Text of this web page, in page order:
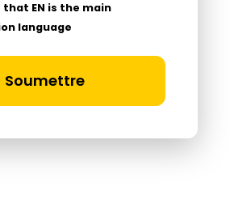
that EN is the main
language
Soumettre